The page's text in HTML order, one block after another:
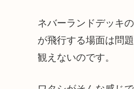
ネバーランドデッキ
が飛行する場面は問
観えないのです。